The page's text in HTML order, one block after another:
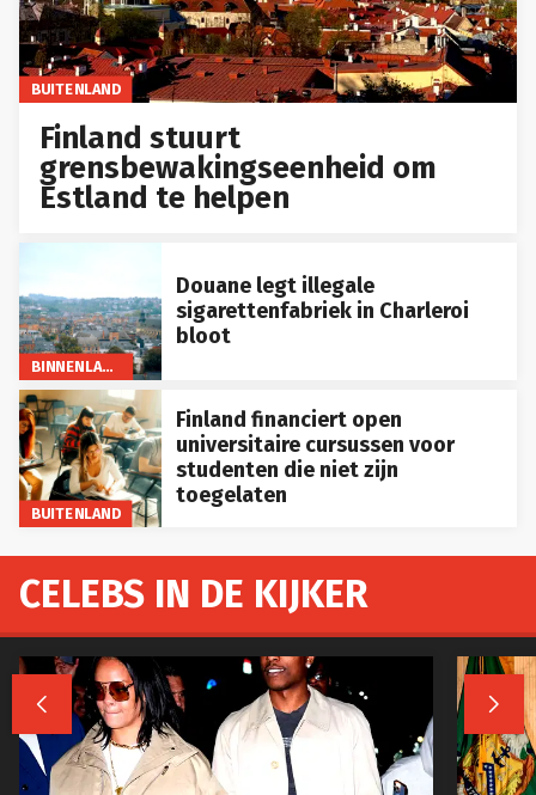
BUITENLAND
Finland stuurt
grensbewakingseenheid om
Estland te helpen
BINNENLAND
Douane legt illegale
sigarettenfabriek in Charleroi
bloot
BUITENLAND
Finland financiert open
universitaire cursussen voor
studenten die niet zijn
toegelaten
CELEBS IN DE KIJKER
 